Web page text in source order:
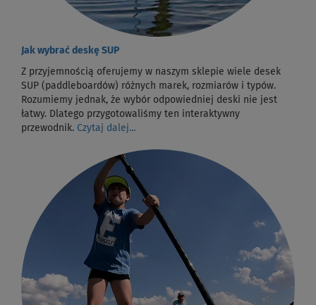
Jak wybrać deskę SUP
Z przyjemnością oferujemy w naszym sklepie wiele desek
SUP (paddleboardów) różnych marek, rozmiarów i typów.
Rozumiemy jednak, że wybór odpowiedniej deski nie jest
łatwy. Dlatego przygotowaliśmy ten interaktywny
przewodnik. Czytaj dalej...